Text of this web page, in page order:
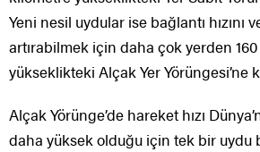
Yeni nesil uydular ise bağlantı hızını
artırabilmek için daha çok yerden
yükseklikteki Alçak Yer Yörüngesi’ne
Alçak Yörünge’de hareket hızı
daha yüksek olduğu için tek bir uydu